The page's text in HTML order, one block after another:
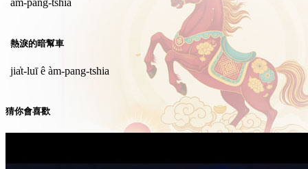
熱淚的暗幫車
jia̍t-luī ê àm-pang-tshia
猜你會喜歡